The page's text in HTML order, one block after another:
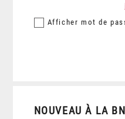
Afficher mot de
NOUVEAU À LA